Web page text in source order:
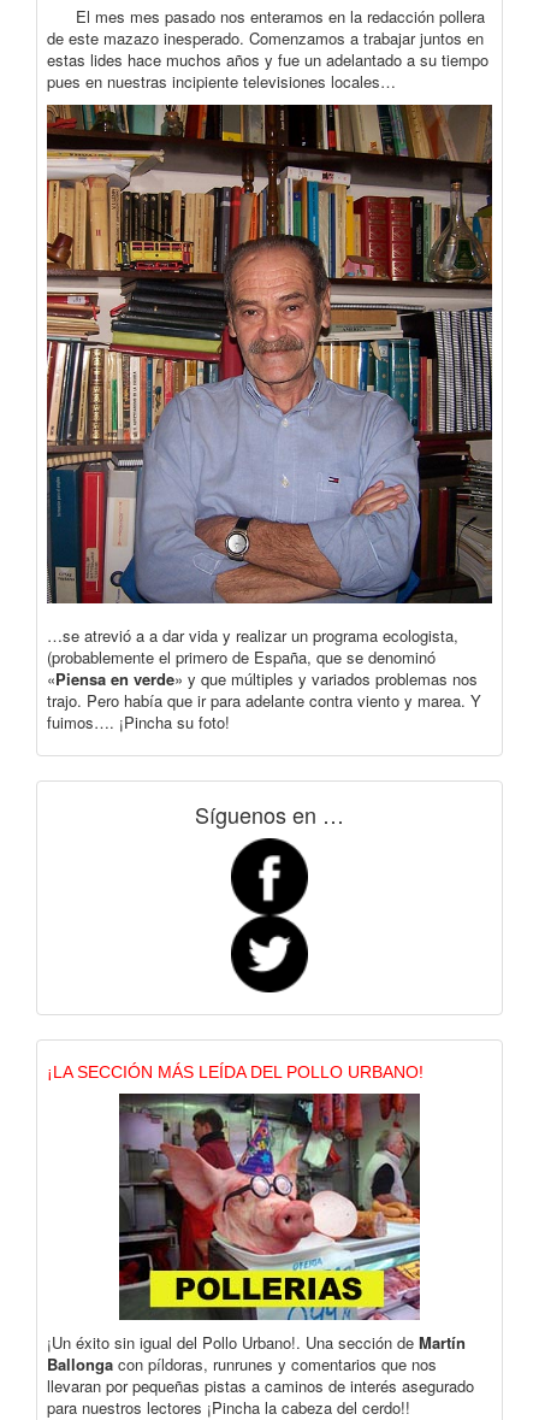
El mes mes pasado nos enteramos en la redacción pollera
de este mazazo inesperado. Comenzamos a trabajar juntos en
estas lides hace muchos años y fue un adelantado a su tiempo
pues en nuestras incipiente televisiones locales…
…se atrevió a a dar vida y realizar un programa ecologista,
(probablemente el primero de España, que se denominó
«Piensa en verde» y que múltiples y variados problemas nos
trajo. Pero había que ir para adelante contra viento y marea. Y
fuimos…. ¡Pincha su foto!
Síguenos en …
¡LA SECCIÓN MÁS LEÍDA DEL POLLO URBANO!
¡Un éxito sin igual del Pollo Urbano!. Una sección de Martín
Ballonga con píldoras, runrunes y comentarios que nos
llevaran por pequeñas pistas a caminos de interés asegurado
para nuestros lectores ¡Pincha la cabeza del cerdo!!